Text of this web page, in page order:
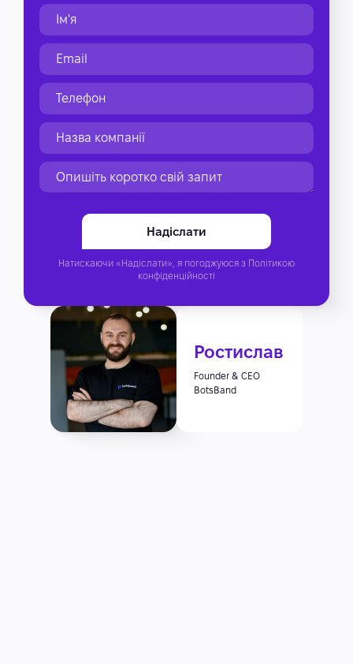
Ростислав
Founder & CEO
BotsBand
Натискаючи «Надіслати», я погоджуюся з Політикою
конфіденційності